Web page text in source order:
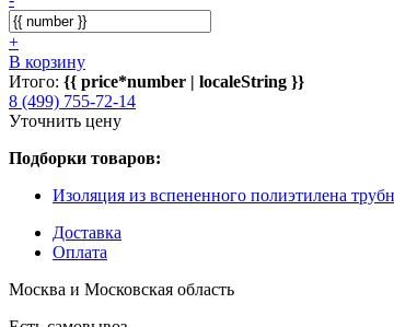
+
В корзину
Итого: {{ price*number | localeString }}
8 (499) 755-72-14
Уточнить цену
Подборки товаров:
Изоляция из вспененного полиэтилена
Доставка
Оплата
Москва и Московская область